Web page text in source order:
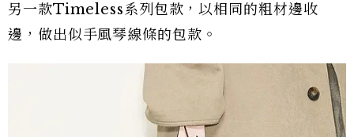
另一款Timeless系列包款，以相同的粗材邊收
邊，做出似手風琴線條的包款。